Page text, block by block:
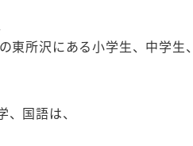
東所沢にある小学生、中学生
国語は、